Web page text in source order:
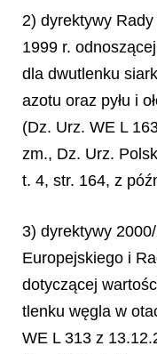
2) dyrektywy
1999 r.
dla dwutlenku
azotu oraz pyłu i
(Dz. Urz. WE L
zm., Dz. Urz.
t. 4, str. 164, z
3) dyrektywy
Europejskiego i
dotyczącej
tlenku węgla w
WE L 313 z